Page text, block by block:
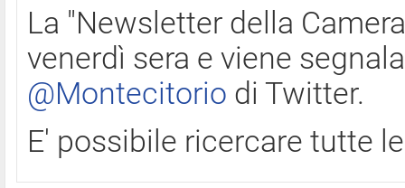
La "Newsletter della
venerdì sera e viene
@Montecitorio di Twitter.
E' possibile ricercare tutte